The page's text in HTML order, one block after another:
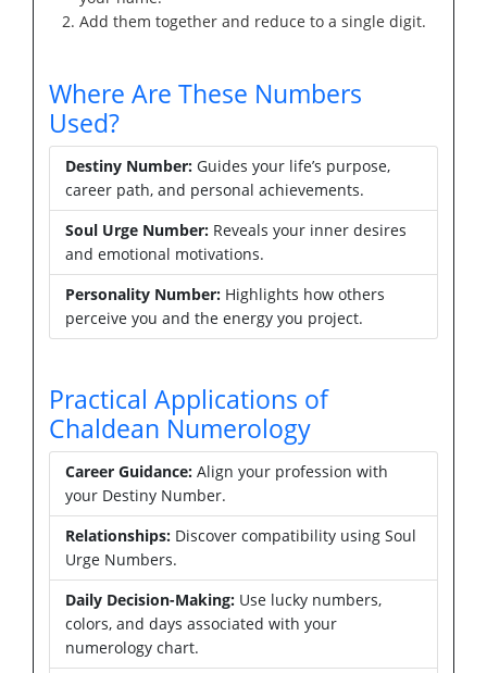
Add them together and reduce to a single digit.
Where Are These Numbers
Used?
Destiny Number: Guides your life’s purpose,
career path, and personal achievements.
Soul Urge Number: Reveals your inner desires
and emotional motivations.
Personality Number: Highlights how others
perceive you and the energy you project.
Practical Applications of
Chaldean Numerology
Career Guidance: Align your profession with
your Destiny Number.
Relationships: Discover compatibility using Soul
Urge Numbers.
Daily Decision-Making: Use lucky numbers,
colors, and days associated with your
numerology chart.